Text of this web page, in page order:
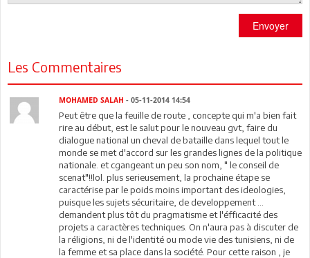
Envoyer
Les Commentaires
MOHAMED SALAH - 05-11-2014 14:54
Peut être que la feuille de route , concepte qui m'a bien fait
rire au début, est le salut pour le nouveau gvt, faire du
dialogue national un cheval de bataille dans lequel tout le
monde se met d'accord sur les grandes lignes de la politique
nationale. et cgangeant un peu son nom, " le conseil de
scenat"!!lol. plus serieusement, la prochaine étape se
caractérise par le poids moins important des ideologies,
puisque les sujets sécuritaire, de developpement ...
demandent plus tôt du pragmatisme et l'éfficacité des
projets a caractères techniques. On n'aura pas à discuter de
la réligions, ni de l'identité ou mode vie des tunisiens, ni de
la femme et sa place dans la société. Pour cette raison , je